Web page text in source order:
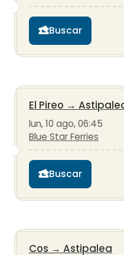
Buscar
El Pireo →
lun, 10 ago, 06:45
Blue Star Ferries
Buscar
Cos → Astipalea